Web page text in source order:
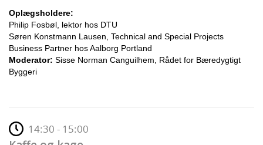
Oplægsholdere:
Philip Fosbøl, lektor hos DTU
Søren Konstmann Lausen, Technical and Special Projects
Business Partner hos Aalborg Portland
Moderator: Sisse Norman Canguilhem, Rådet for Bæredygtigt
Byggeri
14:30 - 15:00